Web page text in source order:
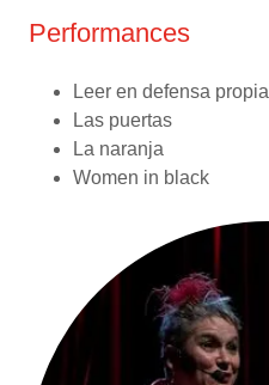
Performances
Leer en defensa propia
Las puertas
La naranja
Women in black